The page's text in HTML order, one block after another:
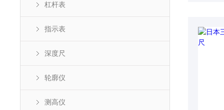
杠杆表
指示表
深度尺
轮廓仪
测高仪